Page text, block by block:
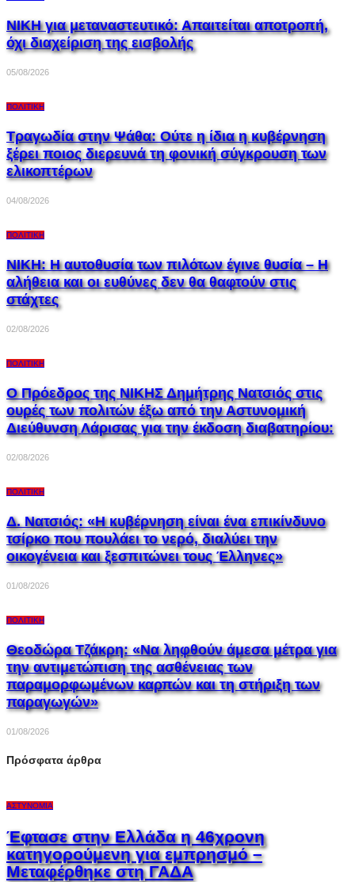
ΝΙΚΗ για μεταναστευτικό: Απαιτείται αποτροπή,
όχι διαχείριση της εισβολής
05/08/2026
ΠΟΛΙΤΙΚΉ
Τραγωδία στην Ψάθα: Ούτε η ίδια η κυβέρνηση
ξέρει ποιος διερευνά τη φονική σύγκρουση των
ελικοπτέρων
04/08/2026
ΠΟΛΙΤΙΚΉ
ΝΙΚΗ: Η αυτοθυσία των πιλότων έγινε θυσία – Η
αλήθεια και οι ευθύνες δεν θα θαφτούν στις
στάχτες
02/08/2026
ΠΟΛΙΤΙΚΉ
Ο Πρόεδρος της ΝΙΚΗΣ Δημήτρης Νατσιός στις
ουρές των πολιτών έξω από την Αστυνομική
Διεύθυνση Λάρισας για την έκδοση διαβατηρίου:
02/08/2026
ΠΟΛΙΤΙΚΉ
Δ. Νατσιός: «Η κυβέρνηση είναι ένα επικίνδυνο
τσίρκο που πουλάει το νερό, διαλύει την
οικογένεια και ξεσπιτώνει τους Έλληνες»
01/08/2026
ΠΟΛΙΤΙΚΉ
Θεοδώρα Τζάκρη: «Να ληφθούν άμεσα μέτρα για
την αντιμετώπιση της ασθένειας των
παραμορφωμένων καρπών και τη στήριξη των
παραγωγών»
01/08/2026
Πρόσφατα άρθρα
ΑΣΤΥΝΟΜΊΑ
Έφτασε στην Ελλάδα η 46χρονη
κατηγορούμενη για εμπρησμό –
Μεταφέρθηκε στη ΓΑΔΑ